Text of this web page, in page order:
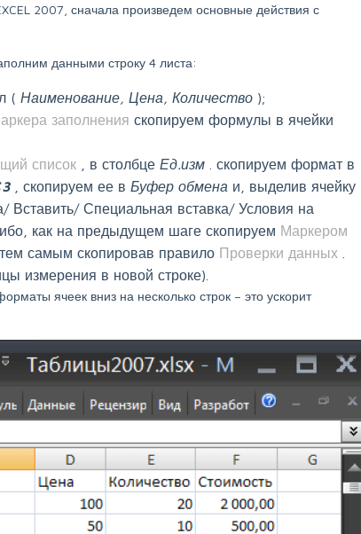
2007, сначала произведем основные действия с
данными строку 4 листа:
( Наименование, Цена, Количество );
заполнения скопируем формулы в ячейки
список , в столбце Ед.изм
. скопируем формат в
, скопируем ее в Буфер обмена и, выделив ячейку
Вставить/ Специальная вставка/ Условия на
как на предыдущем шаге скопируем Маркером
тем самым скопировав правило Проверки данных
измерения в новой строке).
ячеек вниз на несколько строк – это ускорит